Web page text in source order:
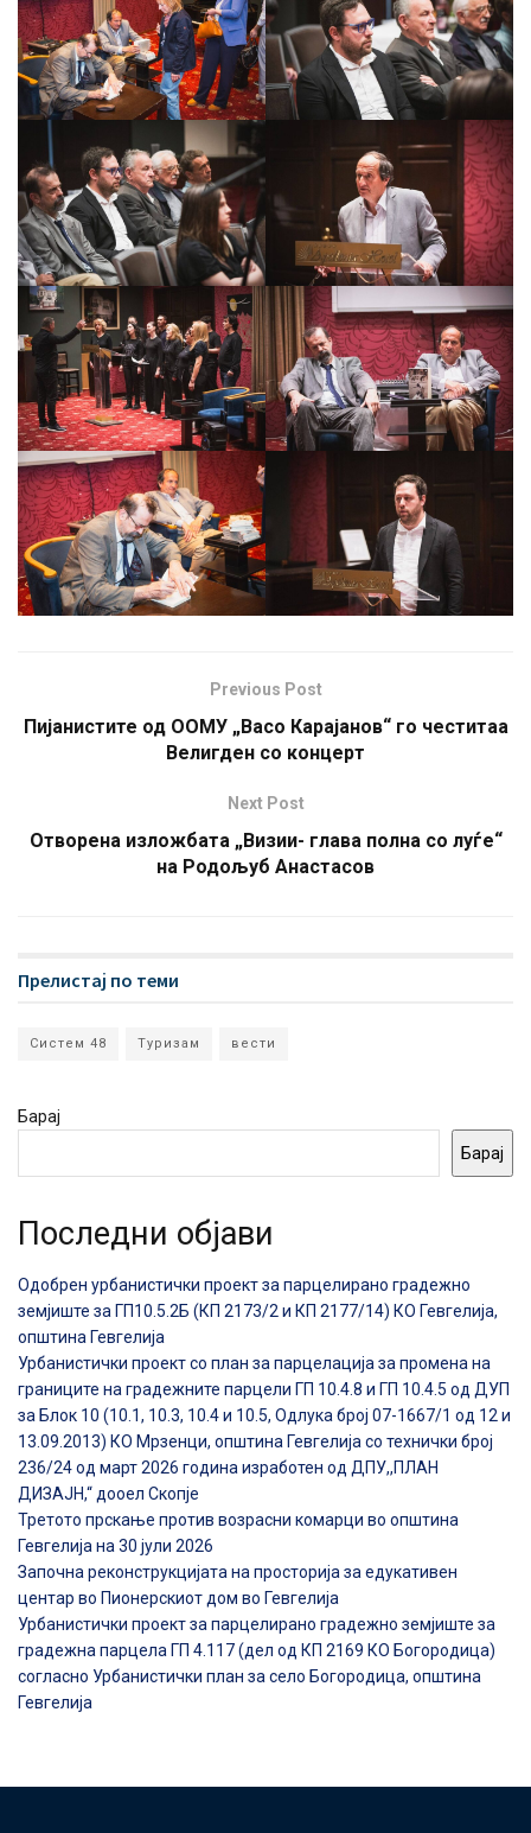
Previous Post
Пијанистите од ООМУ „Васо Карајанов“ го честитаа
Велигден со концерт
Next Post
Отворена изложбата „Визии- глава полна со луѓе“
на Родољуб Анастасов
Прелистај по теми
Систем 48 Туризам вести
Барај
Барај
Последни објави
Одобрен урбанистички проект за парцелирано градежно
земјиште за ГП10.5.2Б (КП 2173/2 и КП 2177/14) КО Гевгелија,
општина Гевгелија
Урбанистички проект со план за парцелација за промена на
границите на градежните парцели ГП 10.4.8 и ГП 10.4.5 од ДУП
за Блок 10 (10.1, 10.3, 10.4 и 10.5, Одлука број 07-1667/1 од 12 и
13.09.2013) КО Мрзенци, општина Гевгелија со технички број
236/24 од март 2026 година изработен од ДПУ,,ПЛАН
ДИЗАЈН,“ дооел Скопје
Третото прскање против возрасни комарци во општина
Гевгелија на 30 јули 2026
Започна реконструкцијата на просторија за едукативен
центар во Пионерскиот дом во Гевгелија
Урбанистички проект за парцелирано градежно земјиште за
градежна парцела ГП 4.117 (дел од КП 2169 КО Богородица)
согласно Урбанистички план за село Богородица, општина
Гевгелија